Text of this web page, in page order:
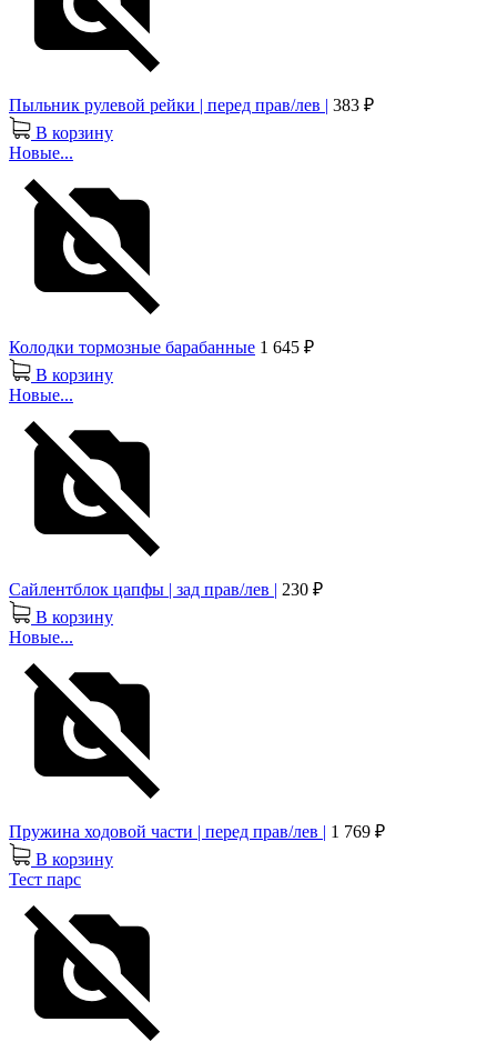
Пыльник рулевой рейки | перед прав/лев | 383 ₽
В корзину
Новые...
Колодки тормозные барабанные 1 645 ₽
В корзину
Новые...
Сайлентблок цапфы | зад прав/лев | 230 ₽
В корзину
Новые...
Пружина ходовой части | перед прав/лев | 1 769 ₽
В корзину
Тест парс